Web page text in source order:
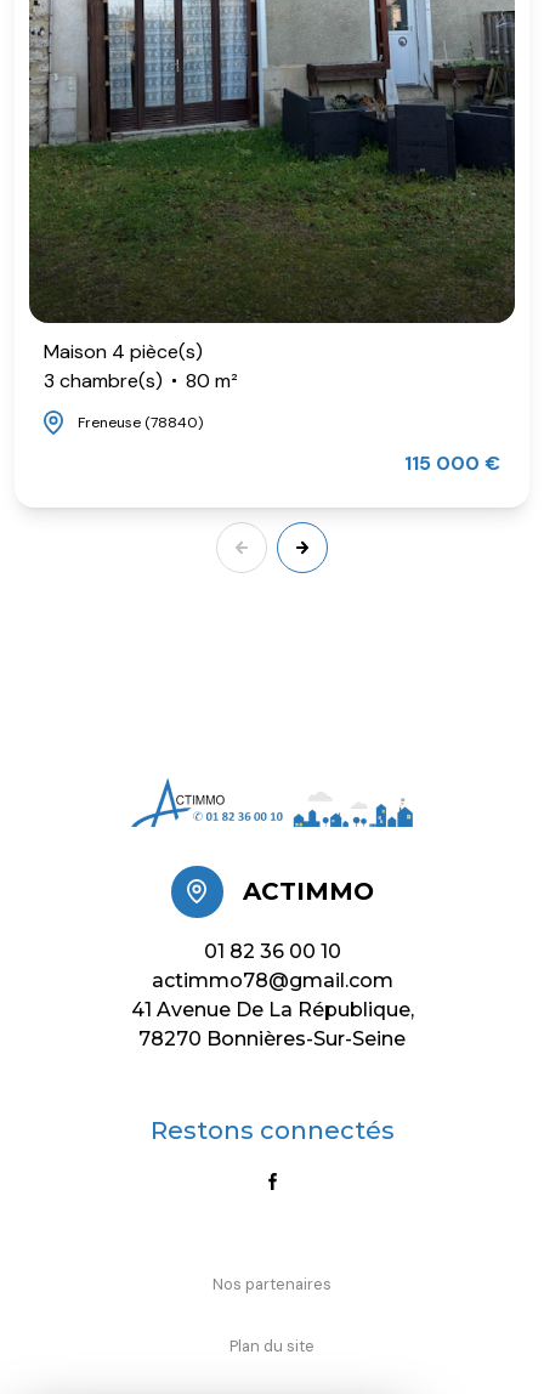
Maison 4 pièce(s)
3 chambre(s)
80 m²
Freneuse (78840)
115 000 €
ACTIMMO
01 82 36 00 10
actimmo78@gmail.com
41 Avenue De La République,
78270 Bonnières-Sur-Seine
Restons connectés
Nos partenaires
Plan du site